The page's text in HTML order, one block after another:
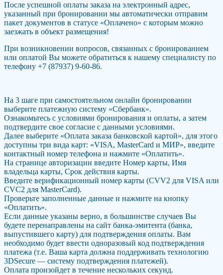
После успешной оплаты заказа на электронный адрес,
указанный при бронировании мы автоматически отправим
пакет документов в статусе «Оплачено» с которым можно
заезжать в объект размещения!
При возникновении вопросов, связанных с бронированием
или оплатой Вы можете обратиться к нашему специалисту по
телефону +7 (87937) 9-60-86.
На 3 шаге при самостоятельном онлайн бронировании
выберите платежную систему «Сбербанк».
Ознакомьтесь с условиями бронирования и оплаты, а затем
подтвердите свое согласие с данными условиями.
Далее выберите «Оплата заказа банковской картой», для этого
доступны три вида карт: «VISA, MasterCard и МИР», введите
контактный номер телефона и нажмите «Оплатить».
На странице авторизации введите Номер карты, Имя
владельца карты, Срок действия карты.
Введите верификационный номер карты (CVV2 для VISA или
CVC2 для MasterCard).
Проверьте заполненные данные и нажмите на кнопку
«Оплатить».
Если данные указаны верно, в большинстве случаев Вы
будете перенаправлены на сайт банка-эмитента (банка,
выпустившего карту) для подтверждения оплаты. Вам
необходимо будет ввести одноразовый код подтверждения
платежа (т.е. Ваша карта должна поддерживать технологию
3DSecure — систему подтверждения платежей).
Оплата произойдет в течение нескольких секунд.